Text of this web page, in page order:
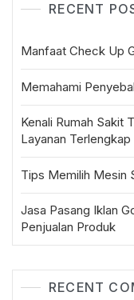
RECENT
Manfaat Check Up
Memahami
Kenali Rumah Sakit
Layanan Terlengkap
Tips Memilih Mesin
Jasa Pasang Iklan
Penjualan Produk
RECENT